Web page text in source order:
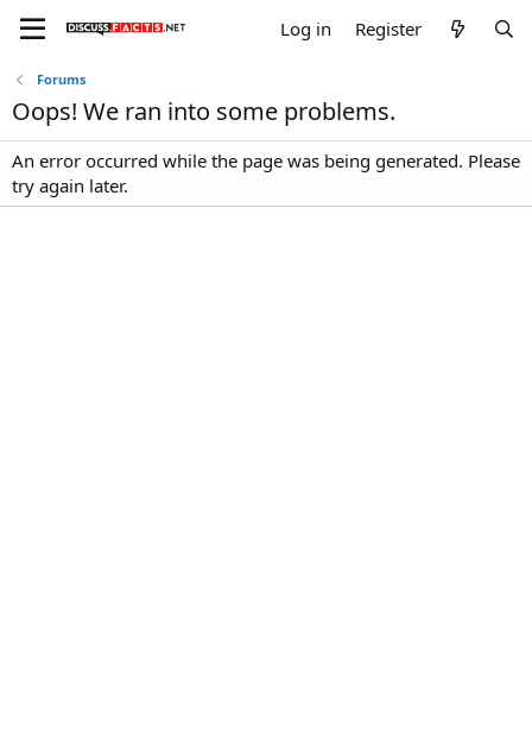
Log in Register
Forums
Oops! We ran into some problems.
An error occurred while the page was being generated. Please
try again later.